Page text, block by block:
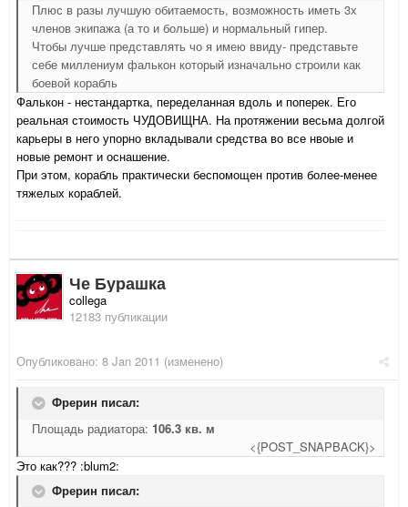
Плюс в разы лучшую обитаемость, возможность иметь 3х
членов экипажа (а то и больше) и нормальный гипер.
Чтобы лучше представлять чо я имею ввиду- представьте
себе миллениум фалькон который изначально строили как
боевой корабль
Фалькон - нестандартка, переделанная вдоль и поперек. Его
реальная стоимость ЧУДОВИЩНА. На протяжении весьма долгой
карьеры в него упорно вкладывали средства во все нвоые и
новые ремонт и оснашение.
При этом, корабль практически беспомощен против более-менее
тяжелых кораблей.
Че Бурашка
collega
12183 публикации
Опубликовано: 8 Jan 2011 (изменено)
Фрерин писал:
Площадь радиатора: 106.3 кв. м
<{POST_SNAPBACK}>
Это как??? :blum2:
Фрерин писал: